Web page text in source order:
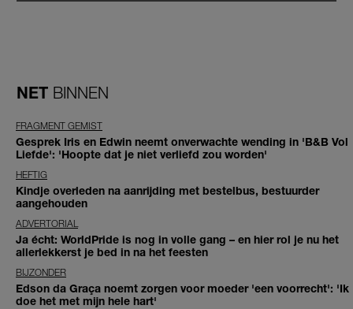
NET BINNEN
FRAGMENT GEMIST
Gesprek Iris en Edwin neemt onverwachte wending in 'B&B Vol
Liefde': 'Hoopte dat je niet verliefd zou worden'
HEFTIG
Kindje overleden na aanrijding met bestelbus, bestuurder
aangehouden
ADVERTORIAL
Ja écht: WorldPride is nog in volle gang – en hier rol je nu het
allerlekkerst je bed in na het feesten
BIJZONDER
Edson da Graça noemt zorgen voor moeder 'een voorrecht': 'Ik
doe het met mijn hele hart'